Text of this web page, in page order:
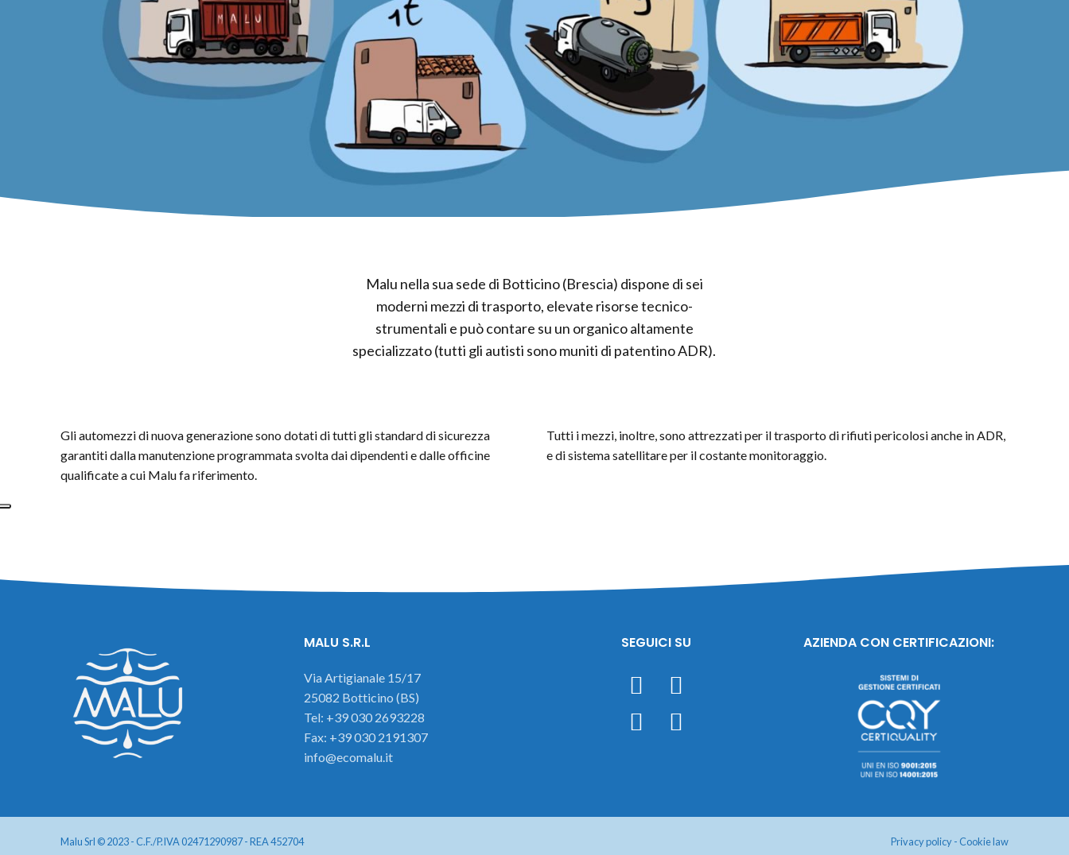
Malu nella sua sede di Botticino (Brescia) dispone di sei
moderni mezzi di trasporto, elevate risorse tecnico-
strumentali e può contare su un organico altamente
specializzato (tutti gli autisti sono muniti di patentino ADR).
Gli automezzi di nuova generazione sono dotati di tutti gli standard di sicurezza
garantiti dalla manutenzione programmata svolta dai dipendenti e dalle officine
qualificate a cui Malu fa riferimento.
Tutti i mezzi, inoltre, sono attrezzati per il trasporto di rifiuti pericolosi anche in ADR,
e di sistema satellitare per il costante monitoraggio.
MALU S.R.L
Via Artigianale 15/17
25082 Botticino (BS)
Tel: +39 030 2693228
Fax: +39 030 2191307
info@ecomalu.it
SEGUICI SU AZIENDA CON CERTIFICAZIONI:
Malu Srl © 2023 - C.F./P.IVA 02471290987 - REA 452704 Privacy policy- Cookie law